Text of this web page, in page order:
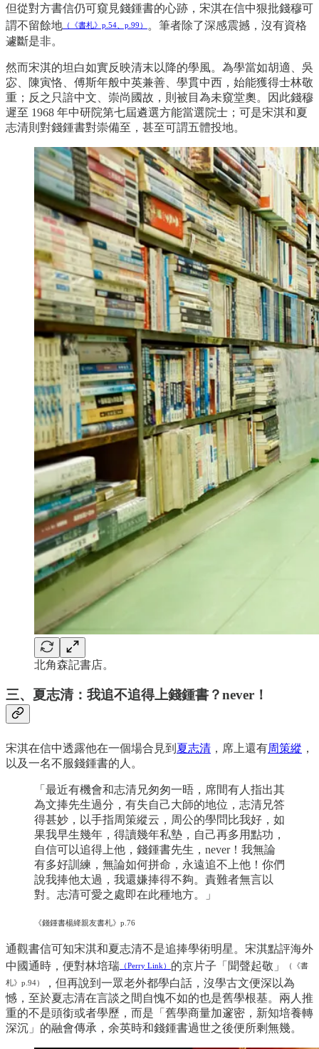
但從對方書信仍可窺見錢鍾書的心跡，宋淇在信中狠批錢穆可
謂不留餘地 （《書札》p.54、p.99） 。筆者除了深感震撼，沒有資格
遽斷是非。
然而宋淇的坦白如實反映清末以降的學風。為學當如胡適、吳
宓、陳寅恪、傅斯年般中英兼善、學貫中西，始能獲得士林敬
重；反之只諳中文、崇尚國故，則被目為未窺堂奧。因此錢穆
遲至 1968 年中研院第七屆遴選方能當選院士；可是宋淇和夏
志清則對錢鍾書對崇備至，甚至可謂五體投地。
北角森記書店。
三、夏志清：我追不追得上錢鍾書？never！
宋淇在信中透露他在一個場合見到 夏志清 ，席上還有周策縱 ，
以及一名不服錢鍾書的人。
「最近有機會和志清兄匆匆一晤，席間有人指出其
為文捧先生過分，有失自己大師的地位，志清兄答
得甚妙，以手指周策縱云，周公的學問比我好，如
果我早生幾年，得讀幾年私墊，自己再多用點功，
自信可以追得上他，錢鍾書先生，never！我無論
有多好訓練，無論如何拼命，永遠追不上他！你們
說我捧他太過，我還嫌捧得不夠。責難者無言以
對。志清可愛之處即在此種地方。」
《錢鍾書楊絳親友書札》p.76
通觀書信可知宋淇和夏志清不是追捧學術明星。宋淇點評海外
中國通時，便對林培瑞 （Perry Link） 的京片子「聞聲起敬」 （《書
札》p.94）
，但再說到一眾老外都學白話，沒學古文便深以為
憾，至於夏志清在言談之間自愧不如的也是舊學根基。兩人推
重的不是頭銜或者學歷，而是「舊學商量加邃密，新知培養轉
深沉」的融會傳承，余英時和錢鍾書過世之後便所剩無幾。